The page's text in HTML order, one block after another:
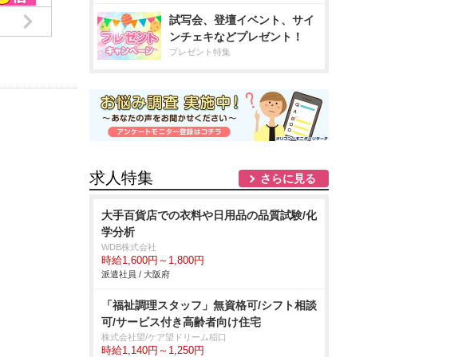
試写会、登壇イベント、サイ
ンチェキなどプレゼント！
プレゼント特集
求人特集 さらに見る
大手百貨店での衣料や日用品の品質試験/化
学分析
WDB株式会社
時給1,600円～1,800円
派遣社員 / 大阪府
「福祉調理スタッフ」無資格可/シフト相談
可/サービス付き高齢者向け住宅
株式会社望/ケア望ドリーム稲口
時給1,140円～1,250円